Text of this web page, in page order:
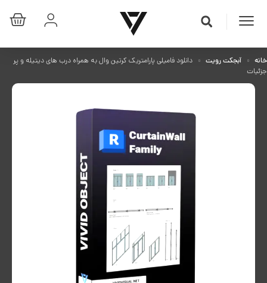
خانه آبجکت رویت
دانلود فامیلی پارامتریک کرتین وال به همراه درب های دیتیله و پر
جزئیات